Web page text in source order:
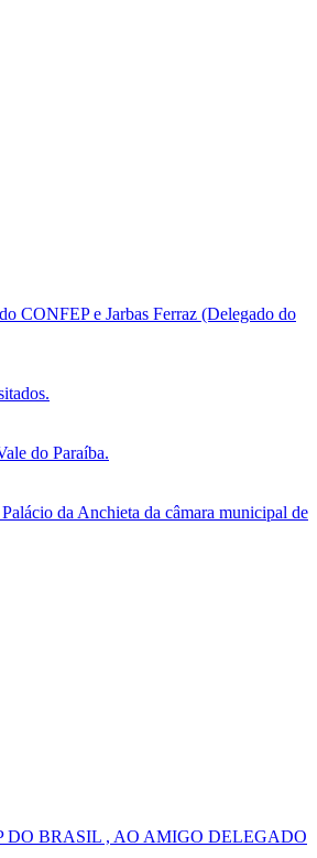
CONFEP e Jarbas Ferraz (Delegado do
do Paraíba.
da Anchieta da câmara municipal de
DO BRASIL , AO AMIGO DELEGADO